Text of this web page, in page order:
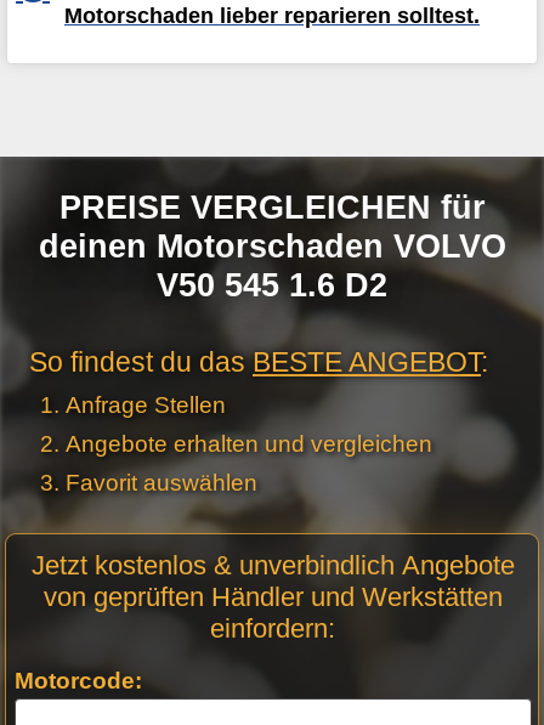
Motorschaden lieber reparieren solltest.
PREISE VERGLEICHEN für
deinen Motorschaden VOLVO
V50 545 1.6 D2
So findest du dasBESTE ANGEBOT:
Anfrage Stellen
Angebote erhalten und vergleichen
Favorit auswählen
Anfrage
Stellen -
Jetzt kostenlos & unverbindlich Angebote
von geprüften Händler und Werkstätten
einfordern:
Motorcode: